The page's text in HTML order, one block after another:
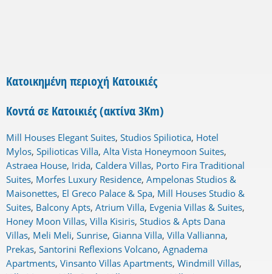
Κατοικημένη περιοχή Κατοικιές
Κοντά σε Κατοικιές (ακτίνα 3Km)
Mill Houses Elegant Suites, Studios Spiliotica, Hotel
Mylos, Spilioticas Villa, Alta Vista Honeymoon Suites,
Astraea House, Irida, Caldera Villas, Porto Fira Traditional
Suites, Morfes Luxury Residence, Ampelonas Studios &
Maisonettes, El Greco Palace & Spa, Mill Houses Studio &
Suites, Balcony Apts, Atrium Villa, Evgenia Villas & Suites,
Honey Moon Villas, Villa Kisiris, Studios & Apts Dana
Villas, Meli Meli, Sunrise, Gianna Villa, Villa Vallianna,
Prekas, Santorini Reflexions Volcano, Agnadema
Apartments, Vinsanto Villas Apartments, Windmill Villas,